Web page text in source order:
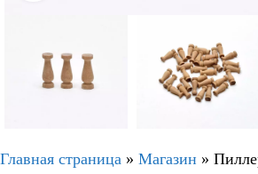
Главная страница » Магазин »